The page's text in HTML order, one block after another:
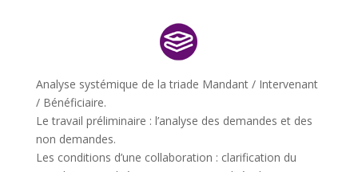
Analyse systémique de la triade Mandant / Intervenant
/ Bénéficiaire.
Le travail préliminaire : l’analyse des demandes et des
non demandes.
Les conditions d’une collaboration : clarification du